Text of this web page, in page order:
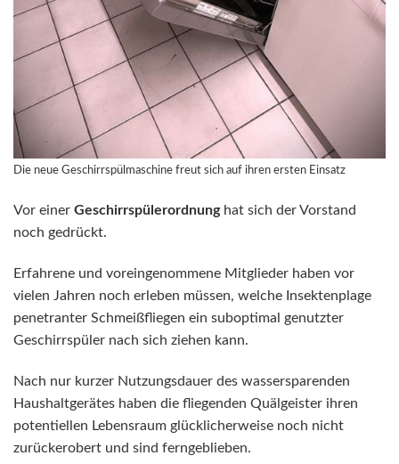
Die neue Geschirrspülmaschine freut sich auf ihren ersten Einsatz
Vor einer Geschirrspülerordnunghat sich der Vorstand
noch gedrückt.
Erfahrene und voreingenommene Mitglieder haben vor
vielen Jahren noch erleben müssen, welche Insektenplage
penetranter Schmeißfliegen ein suboptimal genutzter
Geschirrspüler nach sich ziehen kann.
Nach nur kurzer Nutzungsdauer des wassersparenden
Haushaltgerätes haben die fliegenden Quälgeister ihren
potentiellen Lebensraum glücklicherweise noch nicht
zurückerobert und sind ferngeblieben.